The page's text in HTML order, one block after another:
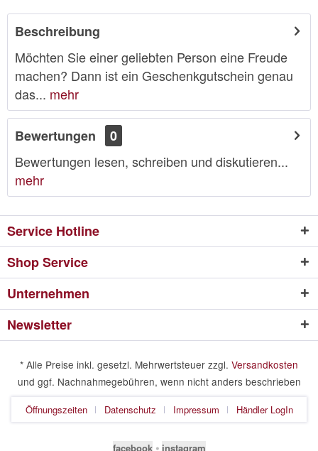
Beschreibung
Möchten Sie einer geliebten Person eine Freude
machen? Dann ist ein Geschenkgutschein genau
das... mehr
Bewertungen
0
Bewertungen lesen, schreiben und diskutieren...
mehr
Service Hotline
Shop Service
Unternehmen
Newsletter
* Alle Preise inkl. gesetzl. Mehrwertsteuer zzgl. Versandkosten
und ggf. Nachnahmegebühren, wenn nicht anders beschrieben
Öffnungszeiten Datenschutz Impressum Händler LogIn
facebook ⦁ instagram